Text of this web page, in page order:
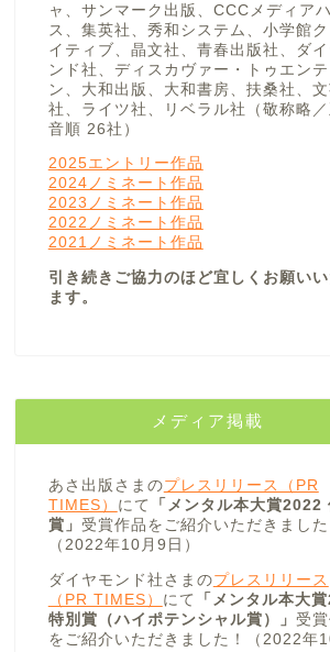
ャ、サンマーク出版、CCCメディア
ス、集英社、秀和システム、小学館
イティブ、晶文社、青春出版社、ダ
ンド社、ディスカヴァー・トゥエンテ
ン、大和出版、大和書房、扶桑社、
社、ライツ社、リベラル社（敬称略
音順 26社）
2025エントリー作品
2024ノミネート作品
2023ノミネート作品
2022ノミネート作品
2021ノミネート作品
引き続きご協力のほど宜しくお願い
ます。
メディア掲載
あさ出版さまのプレスリリース（PR
TIMES） にて
「メンタル本大賞2022
賞」 受賞作品をご紹介いただきました
（2022年10月9日）
ダイヤモンド社さまのプレスリリース
（PR TIMES） にて
「メンタル本大
特別賞（ハイポテンシャル賞）」 受
をご紹介いただきました！（2022年